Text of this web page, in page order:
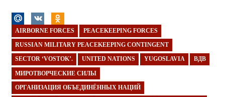
AIRBORNE FORCES PEACEKEEPING FORCES
RUSSIAN MILITARY PEACEKEEPING CONTINGENT
SECTOR ‘VOSTOK’. UNITED NATIONS YUGOSLAVIA ВДВ
МИРОТВОРЧЕСКИЕ СИЛЫ
ОРГАНИЗАЦИЯ ОБЪЕДИНЁННЫХ НАЦИЙ